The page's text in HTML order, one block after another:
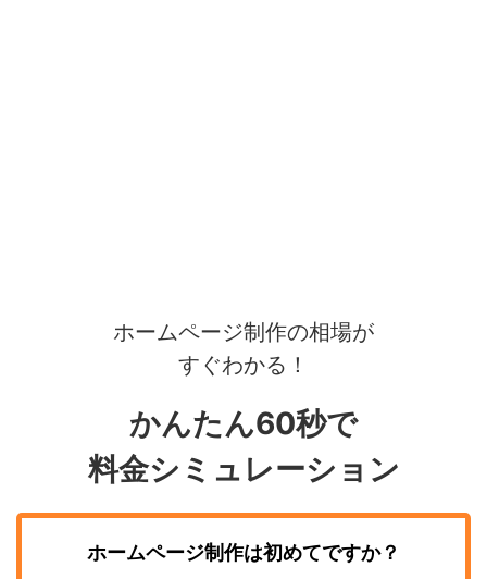
ホームページ制作の相場が
すぐわかる！
かんたん60秒で
料金シミュレーション
ホームページ制作は初めてですか？